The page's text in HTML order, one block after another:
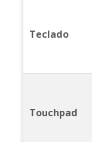
Teclado
Touchpad